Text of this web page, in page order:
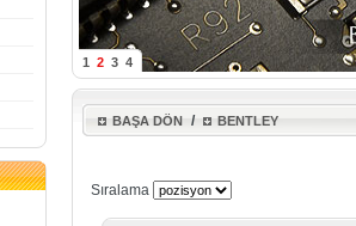
1 2 3 4
BAŞA DÖN / BENTLEY
Sıralama